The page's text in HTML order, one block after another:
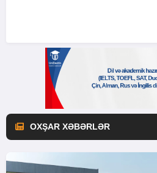
OXŞAR XƏBƏRLƏR